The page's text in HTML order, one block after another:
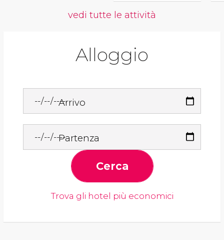
vedi tutte le attività
Alloggio
Arrivo
Partenza
Cerca
Trova gli hotel più economici